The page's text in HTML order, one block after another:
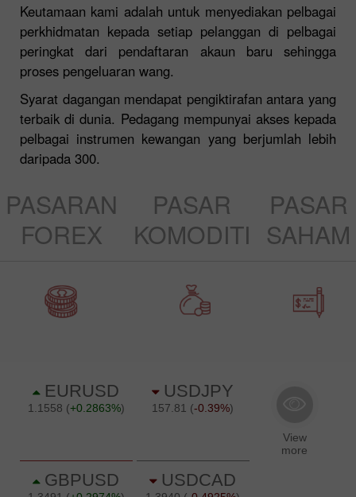
Keutamaan kami adalah untuk menyediakan pelbagai
perkhidmatan kepada setiap pelanggan di pelbagai
peringkat dari pendaftaran akaun baru sehingga
proses pengeluaran wang.
Syarat dagangan mendapat pengiktirafan antara yang
terbaik di dunia. Pedagang mempunyai akses kepada
pelbagai instrumen kewangan yang berjumlah lebih
daripada 300.
PASARAN
FOREX
PASAR
KOMODITI
PASAR
SAHAM